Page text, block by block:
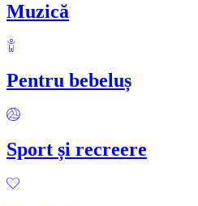
Muzică
Pentru bebeluș
Sport și recreere